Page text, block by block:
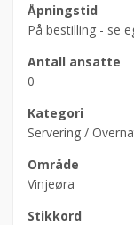
Åpningstid
På bestilling - se
Antall ansatte
0
Kategori
Servering /
Område
Vinjeøra
Stikkord